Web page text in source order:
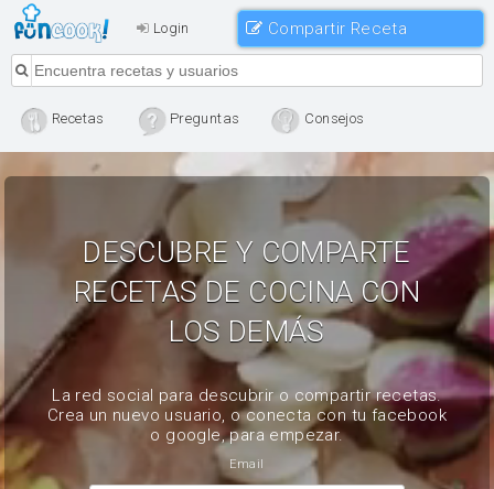
Login
Recetas Preguntas Consejos
DESCUBRE Y COMPARTE
RECETAS DE COCINA CON
LOS DEMÁS
La red social para descubrir o compartir recetas.
Crea un nuevo usuario, o conecta con tu facebook
o google, para empezar.
Email
Compartir Receta